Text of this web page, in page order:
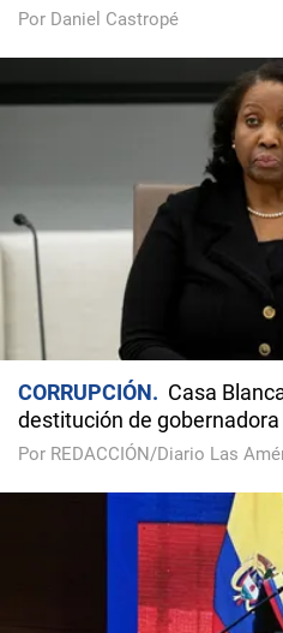
Por Daniel Castropé
CORRUPCIÓN
Casa
destitución de gobernadora
Por REDACCIÓN/Diario Las